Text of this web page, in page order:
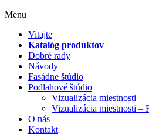
Menu
Vitajte
Katalóg produktov
Dobré rady
Návody
Fasádne štúdio
Podlahové štúdio
Vizualizácia miestnosti
Vizualizácia miestnosti –
O nás
Kontakt